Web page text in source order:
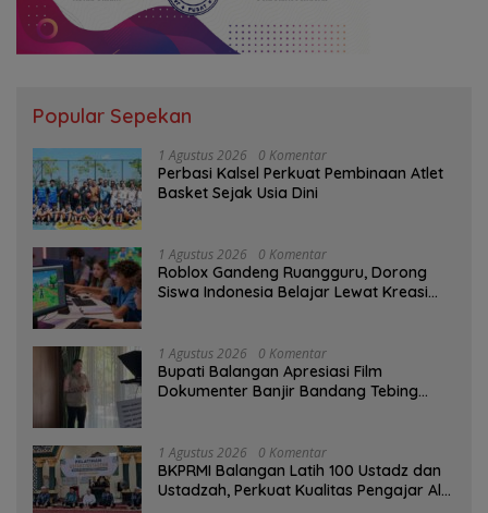
Popular Sepekan
1 Agustus 2026 0 Komentar
Perbasi Kalsel Perkuat Pembinaan Atlet
Basket Sejak Usia Dini
1 Agustus 2026 0 Komentar
Roblox Gandeng Ruangguru, Dorong
Siswa Indonesia Belajar Lewat Kreasi
1 Agustus 2026 0 Komentar
Bupati Balangan Apresiasi Film
Dokumenter Banjir Bandang Tebing
1 Agustus 2026 0 Komentar
BKPRMI Balangan Latih 100 Ustadz dan
Ustadzah, Perkuat Kualitas Pengajar Al-